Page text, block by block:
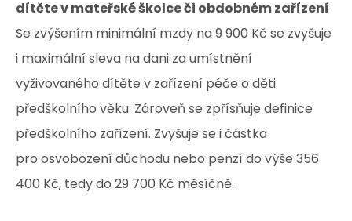
dítěte v mateřské školce či obdobném zařízení
Se zvýšením minimální mzdy na 9 900 Kč se zvyšuje
i maximální sleva na dani za umístnění
vyživovaného dítěte v zařízení péče o děti
předškolního věku. Zároveň se zpřísňuje definice
předškolního zařízení. Zvyšuje se i částka
pro osvobození důchodu nebo penzí do výše 356
400 Kč, tedy do 29 700 Kč měsíčně.